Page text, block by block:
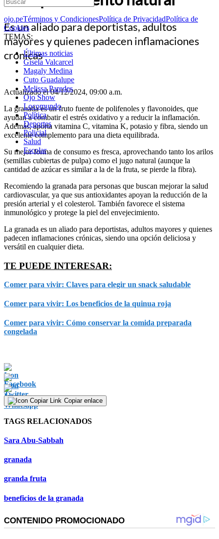
ojo.peTérminos y CondicionesPolítica de PrivacidadPolítica de
Cookies
TEMAS:
Últimas noticias
Gisela Valcarcel
Magaly Medina
Cuto Guadalupe
Melissa Paredes
Ojo Show
Locomundo
Política
Deportes
Policial
Salud
Escolar
Es un aliado para deportistas, adultos
mayores y quienes padecen inflamaciones
crónicas
Actualizado el 04/12/2024, 09:00 a.m.
La granada es un fruto fuente de polifenoles y flavonoides, que
ayudan a combatir el estrés oxidativo y a reducir la inflamación.
Además, aporta vitamina C, vitamina K, potasio y fibra, siendo un
excelente complemento para una dieta equilibrada.
Su mejor forma de consumo es fresca, aprovechando tanto los arilos
(semillas cubiertas de pulpa) como el jugo natural (aunque la
cantidad de azúcar es similar a la de la fruta, se pierde la fibra).
Recomiendo la granada para personas que buscan mejorar la salud
cardiovascular, ya que sus antioxidantes apoyan la reducción de la
presión arterial y el colesterol. También favorece el sistema
inmunológico y protege la piel del envejecimiento.
La granada es un aliado para deportistas, adultos mayores y quienes
padecen inflamaciones crónicas, siendo una opción deliciosa y
versátil en cualquier dieta.
TE PUEDE INTERESAR:
Comer para vivir: Claves para elegir un snack saludable
Comer para vivir: Los beneficios de la quinua roja
Comer para vivir: Cómo conservar la comida preparada
congelada
Copiar enlace
TAGS RELACIONADOS
Sara Abu-Sabbah
granada
granda fruta
beneficios de la granada